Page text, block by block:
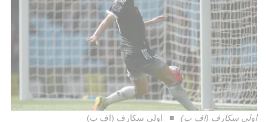
اولي سكارف (اف ب) اولي سكارف (اف ب)